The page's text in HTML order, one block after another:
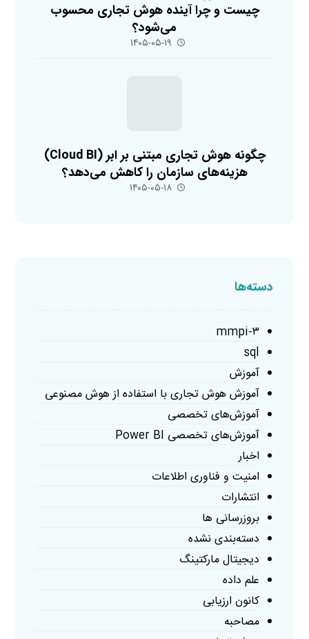
چیست و چرا آینده هوش تجاری محسوب
می‌شود؟
۱۴۰۵-۰۵-۱۹
چگونه هوش تجاری مبتنی بر ابر (Cloud BI)
هزینه‌های سازمان را کاهش می‌دهد؟
۱۴۰۵-۰۵-۱۸
دسته‌ها
mmpi-۳
sql
آموزش
آموزش هوش تجاری با استفاده از هوش مصنوعی
آموزش‌های تخصصی
آموزش‌های تخصصی Power BI
اخبار
امنیت و فناوری اطلاعات
انتشارات
بروزرسانی ها
دسته‌بندی نشده
دیجیتال مارکتینگ
علم داده
کانون ارزیابی
مصاحبه